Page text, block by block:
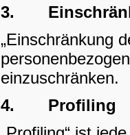
3.
„Einschränkung
einzuschränken.
4. Profiling